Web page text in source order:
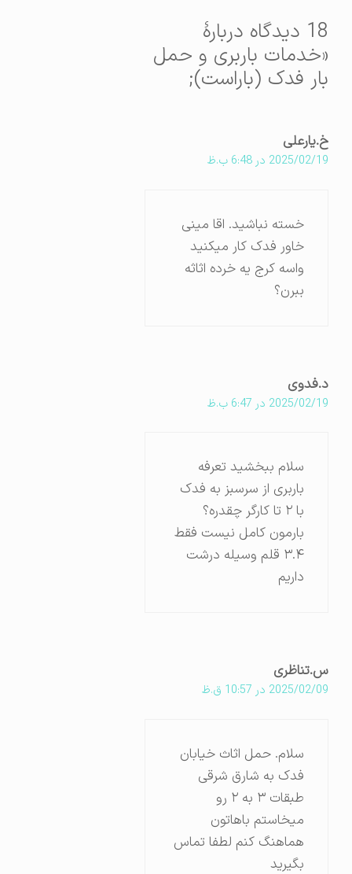
18 دیدگاه دربارهٔ
«خدمات باربری و حمل
بار فدک (باراست);
خ.یارعلی
2025/02/19 در 6:48 ب.ظ
خسته نباشید. اقا مینی
خاور فدک کار میکنید
واسه کرج یه خرده اثاثه
ببرن؟
د.فدوی
2025/02/19 در 6:47 ب.ظ
سلام ببخشید تعرفه
باربری از سرسبز به فدک
با ۲ تا کارگر چقدره؟
بارمون کامل نیست فقط
۳.۴ قلم وسیله درشت
داریم
س.تناظری
2025/02/09 در 10:57 ق.ظ
سلام. حمل اثاث خیابان
فدک به شارق شرقی
طبقات ۳ به ۲ رو
میخاستم باهاتون
هماهنگ کنم لطفا تماس
بگیرید